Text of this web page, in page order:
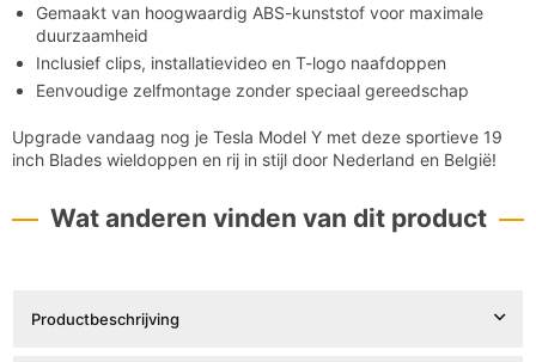
Gemaakt van hoogwaardig ABS-kunststof voor maximale
duurzaamheid
Inclusief clips, installatievideo en T-logo naafdoppen
Eenvoudige zelfmontage zonder speciaal gereedschap
Upgrade vandaag nog je Tesla Model Y met deze sportieve 19
inch Blades wieldoppen en rij in stijl door Nederland en België!
Wat anderen vinden van dit product
Productbeschrijving